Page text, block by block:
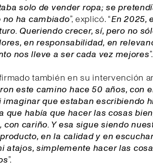
solo de vender ropa; se
no ha cambiado”, explicó. “En 2025,
Queriendo crecer, sí, pero no
en responsabilidad, en
nos lleve a ser cada vez mejores”.
también en su intervención
este camino hace 50 años, con
que estaban escribiendo
que había que hacer las cosas
cariño. Y esa sigue siendo
en la calidad y en
atajos, simplemente hacer las
”.